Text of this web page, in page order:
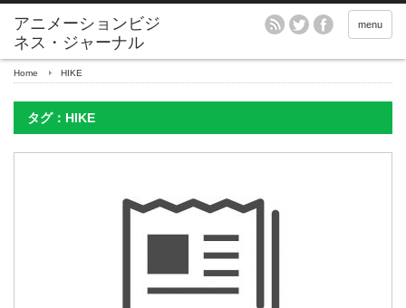
アニメーションビジ
ネス・ジャーナル
menu
Home HIKE
タグ：HIKE